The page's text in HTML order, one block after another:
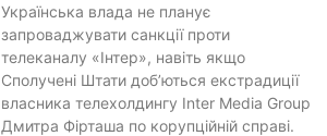
Українська влада не планує
запроваджувати санкції проти
телеканалу «Інтер», навіть якщо
Сполучені Штати доб’ються екстрадиції
власника телехолдингу Inter Media Group
Дмитра Фірташа по корупційній справі.